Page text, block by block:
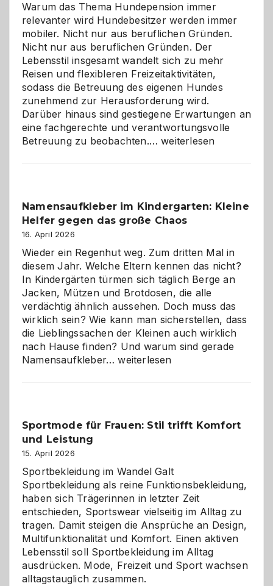
Warum das Thema Hundepension immer
relevanter wird Hundebesitzer werden immer
mobiler. Nicht nur aus beruflichen Gründen.
Nicht nur aus beruflichen Gründen. Der
Lebensstil insgesamt wandelt sich zu mehr
Reisen und flexibleren Freizeitaktivitäten,
sodass die Betreuung des eigenen Hundes
zunehmend zur Herausforderung wird.
Darüber hinaus sind gestiegene Erwartungen an
eine fachgerechte und verantwortungsvolle
Betreuung zu beobachten.…Betreuung
ist
eine
die
richtige
Wahl?
weiterlesen
Namensaufkleber im Kindergarten: Kleine
Helfer gegen das große Chaos
16. April 2026
Wieder ein Regenhut weg. Zum dritten Mal in
diesem Jahr. Welche Eltern kennen das nicht?
In Kindergärten türmen sich täglich Berge an
Jacken, Mützen und Brotdosen, die alle
verdächtig ähnlich aussehen. Doch muss das
wirklich sein? Wie kann man sicherstellen, dass
die Lieblingssachen der Kleinen auch wirklich
nach Hause finden? Und warum sind gerade
Namensaufkleber…Namensaufkleber
gegen
Chaos
weiterlesen
Sportmode für Frauen: Stil trifft Komfort
und Leistung
15. April 2026
Sportbekleidung im Wandel Galt
Sportbekleidung als reine Funktionsbekleidung,
haben sich Trägerinnen in letzter Zeit
entschieden, Sportswear vielseitig im Alltag zu
tragen. Damit steigen die Ansprüche an Design,
Multifunktionalität und Komfort. Einen aktiven
Lebensstil soll Sportbekleidung im Alltag
ausdrücken. Mode, Freizeit und Sport wachsen
alltagstauglich zusammen.